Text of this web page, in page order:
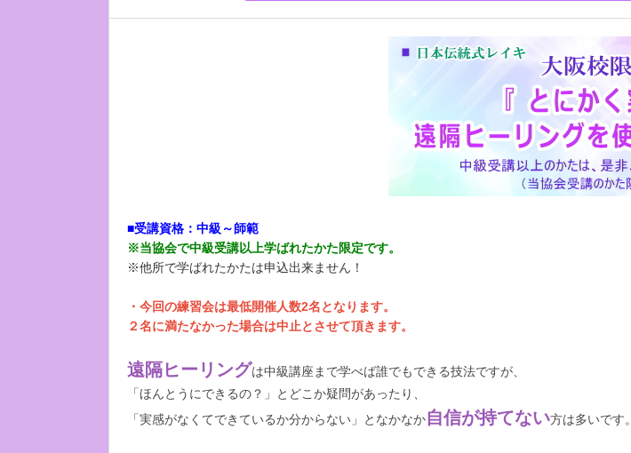
■受講資格：中級～師範
※当協会で中級受講以上学ばれたかた限定です。
※他所で学ばれたかたは申込出来ません！
・今回の練習会は最低開催人数2名となります。
２名に満たなかった場合は中止とさせて頂きます​​​​​。
遠隔ヒーリングは中級講座まで学べば誰でもできる技法ですが、
「ほんとうにできるの？」とどこか疑問があったり、
「実感がなくてできているか分からない」となかなか自信が持てない方は多いです。